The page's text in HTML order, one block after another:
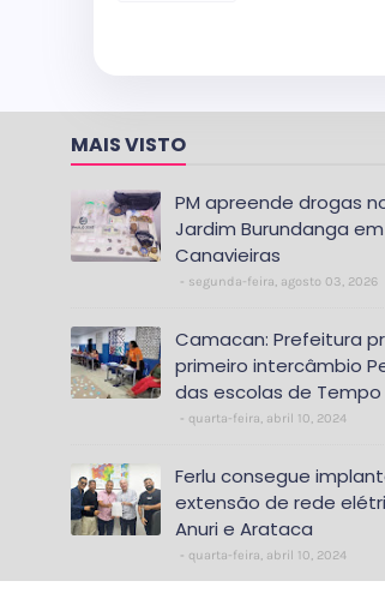
MAIS VISTO
PM apreende drogas
Jardim Burundanga em
Canavieiras
segunda-feira, agosto 03, 2026
Camacan: Prefeitura
primeiro intercâmbio
das escolas de
quarta-feira, abril 10, 2024
Ferlu consegue
extensão de rede
Anuri e Arataca
quarta-feira, abril 10, 2024